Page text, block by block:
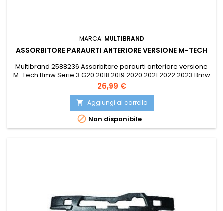
MARCA: MULTIBRAND
ASSORBITORE PARAURTI ANTERIORE VERSIONE M-TECH
Multibrand 2588236 Assorbitore paraurti anteriore versione
M-Tech Bmw Serie 3 G20 2018 2019 2020 2021 2022 2023 Bmw
Serie 3 G21 Touring 2019 2020 2021 2022 2023 Compatibile
con: OE 51758072545 PRASCO BM0351632 TYG BM33030D
Prezzo
26,99 €
 Aggiungi al carrello
 Non disponibile